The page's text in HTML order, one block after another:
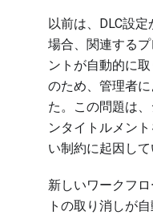
以前は、DLC設
場合、関連する
ントが自動的に
のため、管理者
た。この問題は
ンタイトルメン
い制約に起因して
新しいワークフ
トの取り消しが